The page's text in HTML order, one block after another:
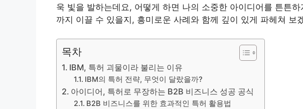
욱 빛을 발하는데요, 어떻게 하면 나의 소중한 아이디어를 튼튼
까지 이끌 수 있을지, 흥미로운 사례와 함께 깊이 있게 파헤쳐 보
목차
IBM, 특허 괴물이라 불리는 이유
IBM의 특허 전략, 무엇이 달랐을까?
아이디어, 특허로 무장하는 B2B 비즈니스 성공 공식
B2B 비즈니스를 위한 효과적인 특허 활용법